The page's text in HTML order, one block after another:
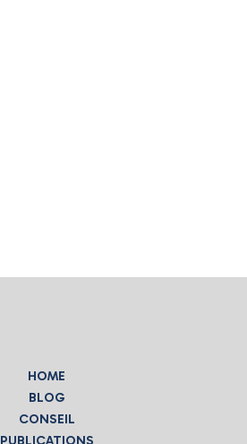
HOME
BLOG
CONSEIL
PUBLICATIONS